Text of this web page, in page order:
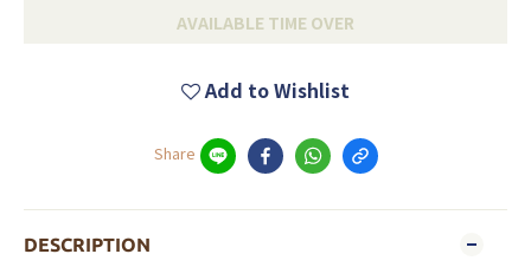
AVAILABLE TIME OVER
Add to Wishlist
Share
DESCRIPTION